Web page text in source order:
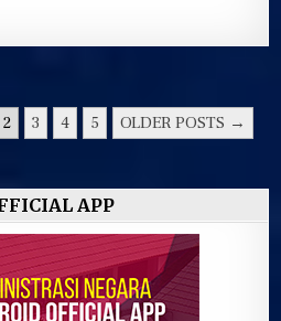
2 3 4 5 OLDER POSTS →
APP